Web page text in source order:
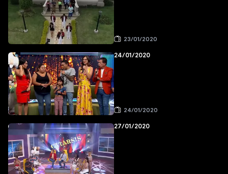
23/01/2020
24/01/2020
24/01/2020
27/01/2020